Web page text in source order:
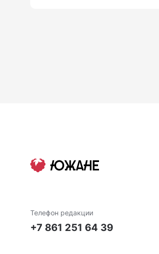
Телефон редакции
+7 861 251 64 39